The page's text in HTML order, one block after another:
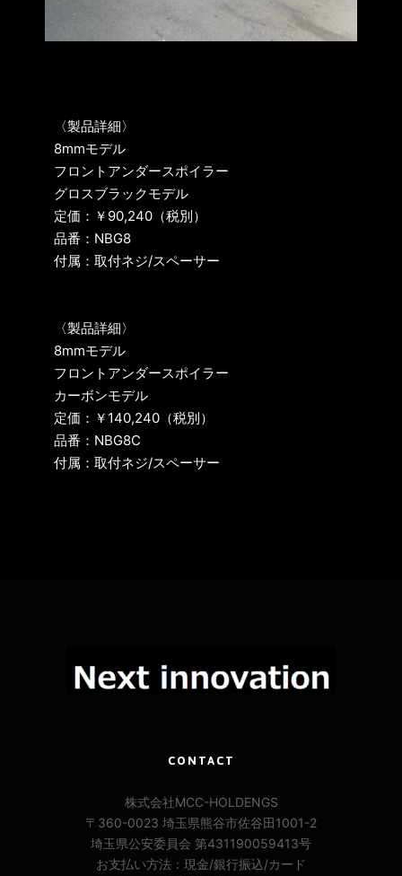
〈製品詳細〉
8mmモデル
フロントアンダースポイラー
グロスブラックモデル
定価：￥90,240（税別）
品番：NBG8
付属：取付ネジ/スペーサー
〈製品詳細〉
8mmモデル
フロントアンダースポイラー
カーボンモデル
定価：￥140,240（税別）
品番：NBG8C
付属：取付ネジ/スペーサー
CONTACT
株式会社MCC-HOLDENGS
〒360-0023 埼玉県熊谷市佐谷田1001-2
埼玉県公安委員会 第431190059413号
お支払い方法：現金/銀行振込/カード